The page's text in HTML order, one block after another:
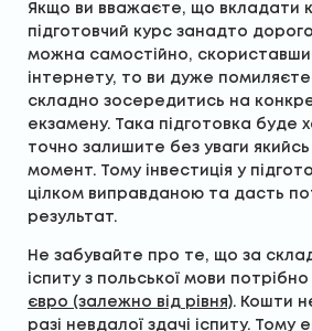
Якщо ви вважаєте, що вкладати
підготовчий курс занадто
можна самостійно,
інтернету, то ви дуже
складно зосередитись на
екзамену. Така підготовка буде
точно залишите без уваги
момент. Тому інвестиція у
цілком виправданою та дасть
результат.
Не забувайте про те, що за
іспиту з польської мови
євро (залежно від рівня). Кошти
разі невдалої здачі іспиту. Тому